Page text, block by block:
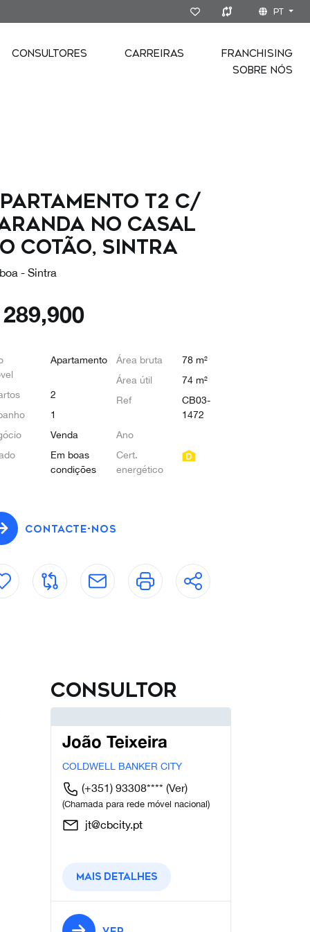
PT
CONSULTORES CARREIRAS
FRANCHISING
SOBRE NÓS
T2 c/
no Casal
Cotão, Sintra
- Sintra
289,900
Apartamento
2
1
Venda
Em boas
condições
Área bruta
78 m²
Área útil
74 m²
Ref
CB03-
1472
Ano
Cert.
energético
CONTACTE-NOS
Consultor
João Teixeira
COLDWELL BANKER CITY
(+351) 93308**** (Ver)
(Chamada para rede móvel nacional)
jt@cbcity.pt
Mais detalhes